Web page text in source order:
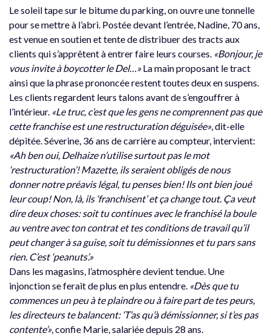
Le soleil tape sur le bitume du parking, on ouvre une tonnelle
pour se mettre à l’abri. Postée devant l’entrée, Nadine, 70 ans,
est venue en soutien et tente de distribuer des tracts aux
clients qui s’apprêtent à entrer faire leurs courses. «Bonjour, je
vous invite à boycotter le Del…»La main proposant le tract
ainsi que la phrase prononcée restent toutes deux en suspens.
Les clients regardent leurs talons avant de s’engouffrer à
l’intérieur. «Le truc, c’est que les gens ne comprennent pas que
cette franchise est une restructuration déguisée», dit-elle
dépitée. Séverine, 36 ans de carrière au compteur, intervient:
«Ah ben oui, Delhaize n’utilise surtout pas le mot
‘restructuration’! Mazette, ils seraient obligés de nous
donner notre préavis légal, tu penses bien! Ils ont bien joué
leur coup! Non, là, ils ‘franchisent’ et ça change tout. Ça veut
dire deux choses: soit tu continues avec le franchisé la boule
au ventre avec ton contrat et tes conditions de travail qu’il
peut changer à sa guise, soit tu démissionnes et tu pars sans
rien. C’est ‘peanuts’.»
Dans les magasins, l’atmosphère devient tendue. Une
injonction se ferait de plus en plus entendre. «Dès que tu
commences un peu à te plaindre ou à faire part de tes peurs,
les directeurs te balancent: ‘T’as qu’à démissionner, si t’es pas
contente’», confie Marie, salariée depuis 28 ans.